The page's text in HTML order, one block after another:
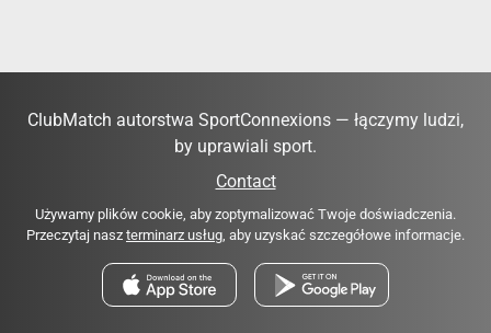
ClubMatch autorstwa SportConnexions — łączymy ludzi,
by uprawiali sport.
Contact
Używamy plików cookie, aby zoptymalizować Twoje doświadczenia.
Przeczytaj nasz terminarz usług, aby uzyskać szczegółowe informacje.